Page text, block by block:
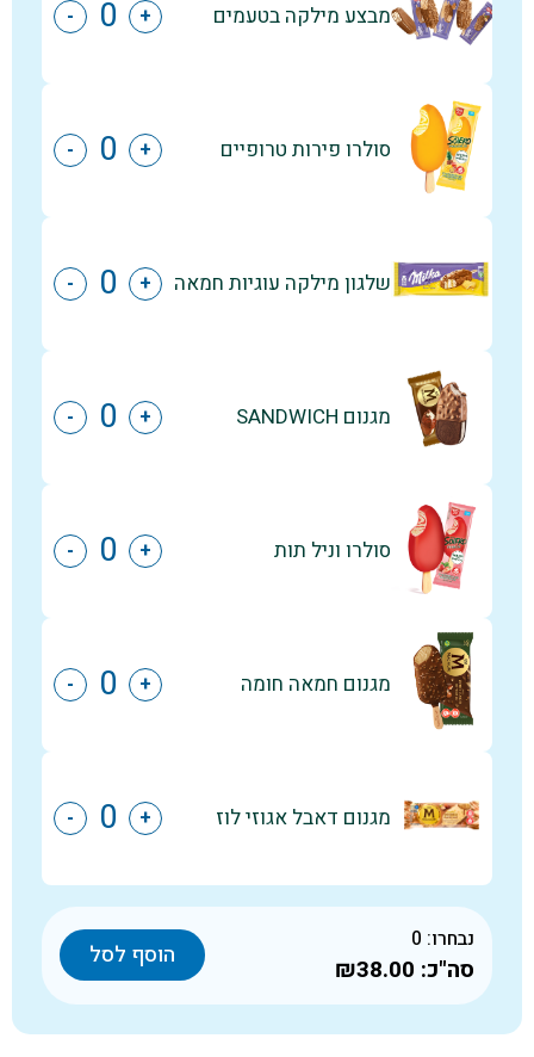
מבצע מילקה בטעמים +
-
סולרו פירות טרופיים +
-
שלגון מילקה עוגיות חמאה +
-
מגנום SANDWICH +
-
סולרו וניל תות +
-
מגנום חמאה חומה +
-
מגנום דאבל אגוזי לוז +
-
נבחרו: 0
סה"כ: ₪38.00 הוסף לסל